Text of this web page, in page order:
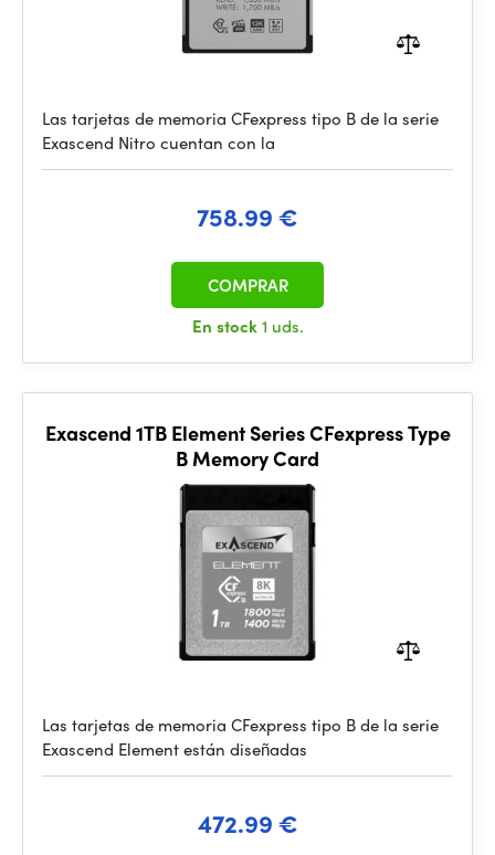
Las tarjetas de memoria CFexpress tipo B de la serie
Exascend Nitro cuentan con la
758.99 €
En stock1 uds.
COMPRAR
Exascend 1TB Element Series CFexpress Type
B Memory Card
Las tarjetas de memoria CFexpress tipo B de la serie
Exascend Element están diseñadas
472.99 €